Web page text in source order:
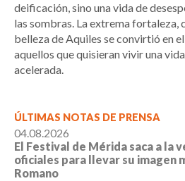
deificación, sino una vida de
las sombras. La extrema fortaleza,
belleza de Aquiles se convirtió en
aquellos que quisieran vivir una
acelerada.
ÚLTIMAS NOTAS DE PRENSA
04.08.2026
El Festival de Mérida saca a la
oficiales para llevar su imagen
Romano